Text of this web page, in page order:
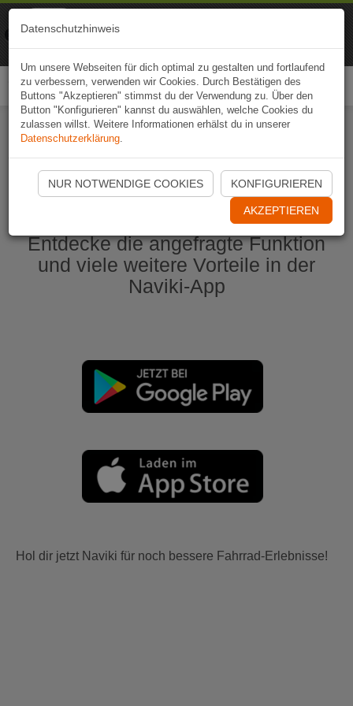
Naviki App jetzt öffnen
Entdecke die angefragte Funktion
und viele weitere Vorteile in der
Naviki-App
Hol dir jetzt Naviki für noch bessere Fahrrad-Erlebnisse!
Datenschutzhinweis
Um unsere Webseiten für dich optimal zu gestalten und fortlaufend
zu verbessern, verwenden wir Cookies. Durch Bestätigen des
Buttons "Akzeptieren" stimmst du der Verwendung zu. Über den
Button "Konfigurieren" kannst du auswählen, welche Cookies du
zulassen willst. Weitere Informationen erhälst du in unserer
Datenschutzerklärung.
NUR NOTWENDIGE COOKIES KONFIGURIEREN
AKZEPTIEREN
Naviki